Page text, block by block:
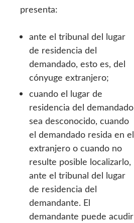
presenta:
ante el tribunal del lugar
de residencia del
demandado, esto es, del
cónyuge extranjero;
cuando el lugar de
residencia del demandado
sea desconocido, cuando
el demandado resida en el
extranjero o cuando no
resulte posible localizarlo,
ante el tribunal del lugar
de residencia del
demandante. El
demandante puede acudir